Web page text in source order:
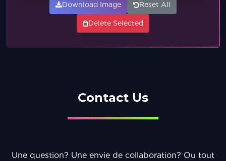
Download Image Reset All
Delete Selected
Contact Us
Une question? Une envie de collaboration? Ou tout